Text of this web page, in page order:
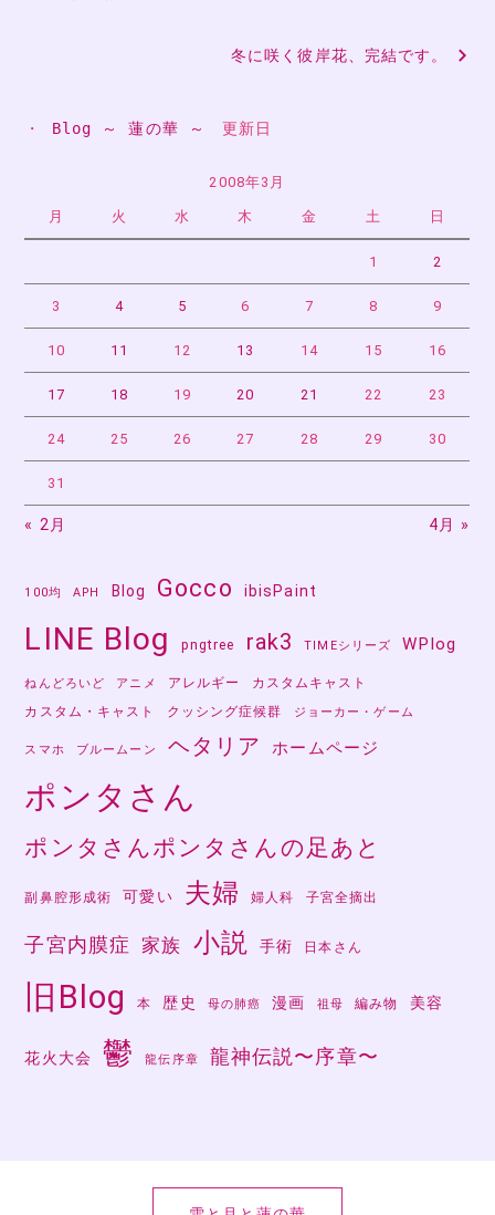
冬に咲く彼岸花、完結です。
・ Blog ～ 蓮の華 ～ 更新日
2008年3月
月 火 水 木 金 土 日
1 2
3 4 5 6 7 8 9
10 11 12 13 14 15 16
17 18 19 20 21 22 23
24 25 26 27 28 29 30
31
« 2月 4月 »
100均 APH Blog Gocco ibisPaint
LINE Blog pngtree rak3 TIMEシリーズ WPlog
ねんどろいど アニメ アレルギー
カスタムキャスト
カスタム・キャスト
クッシング症候群 ジョーカー・ゲーム
スマホ ブルームーン ヘタリア ホームページ
ポンタさん
ポンタさんポンタさんの足あと
副鼻腔形成術 可愛い 夫婦 婦人科 子宮全摘出
子宮内膜症 家族 小説 手術 日本さん
旧Blog 本 歴史 母の肺癌 漫画 祖母 編み物 美容
花火大会 鬱 龍伝序章 龍神伝説〜序章〜